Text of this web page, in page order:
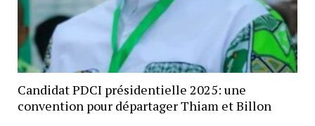
Candidat PDCI présidentielle 2025: une
convention pour départager Thiam et Billon